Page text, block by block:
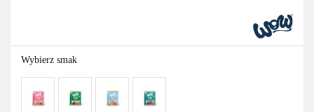
Wybierz smak